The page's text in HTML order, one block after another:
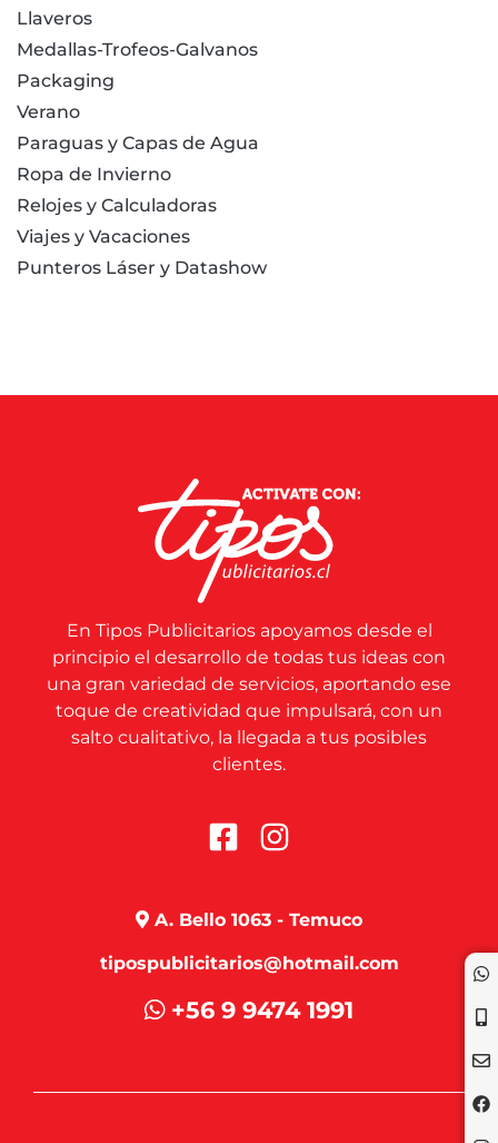
Llaveros
Medallas-Trofeos-Galvanos
Packaging
Verano
Paraguas y Capas de Agua
Ropa de Invierno
Relojes y Calculadoras
Viajes y Vacaciones
Punteros Láser y Datashow
En Tipos Publicitarios apoyamos desde el
principio el desarrollo de todas tus ideas con
una gran variedad de servicios, aportando ese
toque de creatividad que impulsará, con un
salto cualitativo, la llegada a tus posibles
clientes.
A. Bello 1063 - Temuco
tipospublicitarios@hotmail.com
+56 9 9474 1991